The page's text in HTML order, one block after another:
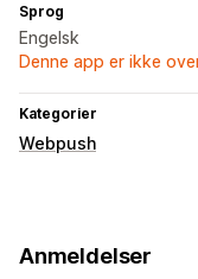
Sprog
Engelsk
Denne app er ikke
Kategorier
Webpush
Påmindelser
Anmeldelser